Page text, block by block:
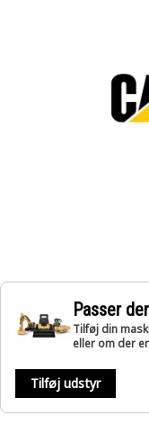
Passer
Tilføj din
eller om der
Tilføj udstyr